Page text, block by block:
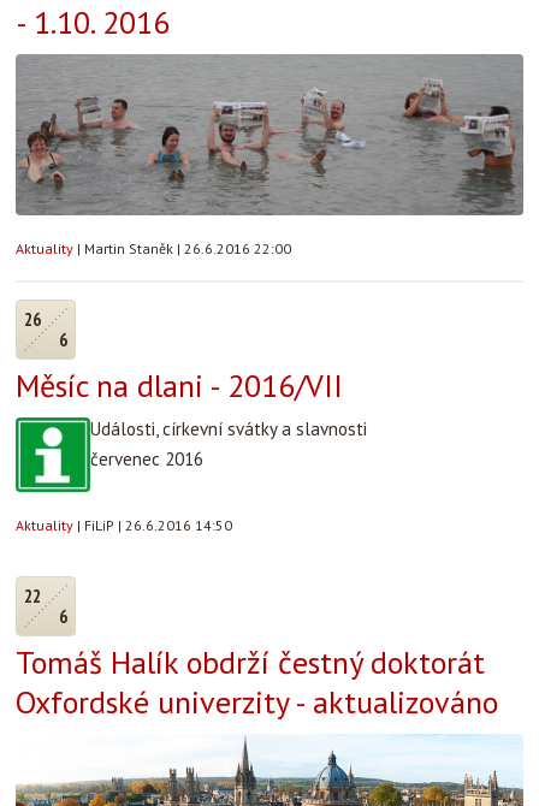
- 1.10. 2016
Aktuality | Martin Staněk | 26.6.2016 22:00
26
6
Měsíc na dlani - 2016/VII
Události, církevní svátky a slavnosti
červenec 2016
Aktuality | FiLiP | 26.6.2016 14:50
22
6
Tomáš Halík obdrží čestný doktorát
Oxfordské univerzity - aktualizováno